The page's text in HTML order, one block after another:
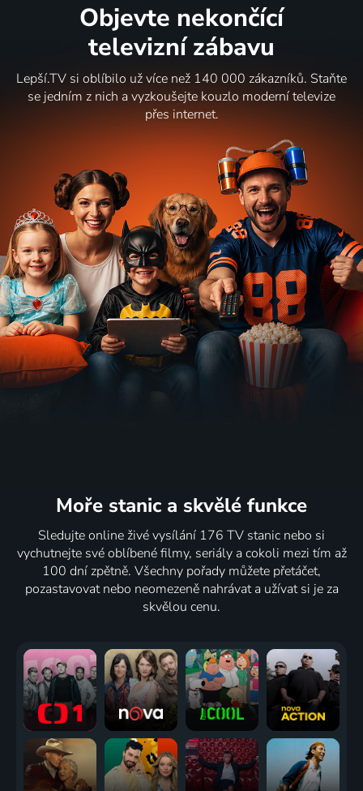
Objevte nekončící
televizní zábavu
Lepší.TV si oblíbilo už více než 140 000 zákazníků. Staňte
se jedním z nich a vyzkoušejte kouzlo moderní televize
přes internet.
Moře stanic a skvělé funkce
Sledujte online živé vysílání 176 TV stanic nebo si
vychutnejte své oblíbené filmy, seriály a cokoli mezi tím až
100 dní zpětně. Všechny pořady můžete přetáčet,
pozastavovat nebo neomezeně nahrávat a užívat si je za
skvělou cenu.